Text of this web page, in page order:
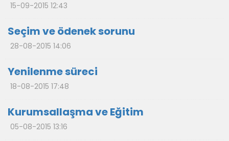
15-09-2015 12:43
Seçim ve ödenek sorunu
28-08-2015 14:06
Yenilenme süreci
18-08-2015 17:48
Kurumsallaşma ve Eğitim
05-08-2015 13:16